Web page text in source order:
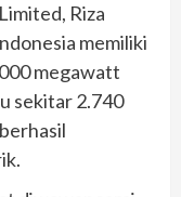
Riza
memiliki
megawatt
sekitar 2.740